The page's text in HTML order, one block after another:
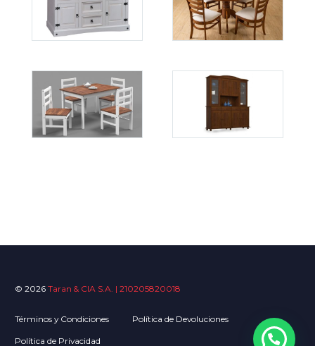
© 2026 Taran & CIA S.A. | 210205820018
Términos y Condiciones Política de Devoluciones
Política de Privacidad